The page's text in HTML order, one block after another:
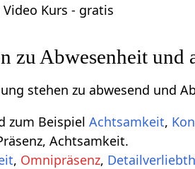
Kurs - gratis
zu Abwesenheit und
stehen zu abwesend und
zum BeispielAchtsamkeit,
Achtsamkeit.
, Omnipräsenz,